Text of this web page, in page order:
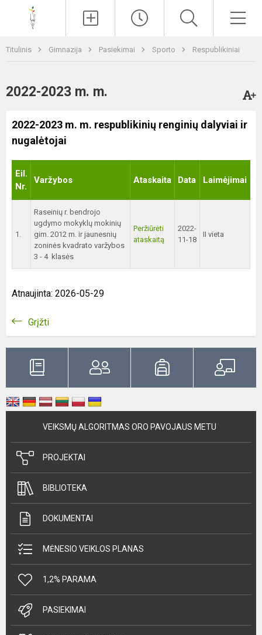
Titulinis Gimnazija Pasiekimai Sporto Respublikiniai
2022-2023 m. m.
2022-2023 m. m. respublikinių renginių dalyviai ir
nugalėtojai
Eil.
Nr.
Varžybos Ataskaita Data Laimėjimai
1.
Raseinių r. bendrojo
ugdymo mokyklų mokinių
gim. 2012 m. ir jaunesnių
zoninės kvadrato varžybos
3 - 4 klasės
Peržiūrėti
ataskaitą
2022-
11-18
II vieta
Atnaujinta: 2026-05-29
Grįžti
VEIKSMŲ ALGORITMAS ORO PAVOJAUS METU
PROJEKTAI
BIBLIOTEKA
DOKUMENTAI
MĖNESIO VEIKLOS PLANAS
1,2% PARAMA
PASIEKIMAI